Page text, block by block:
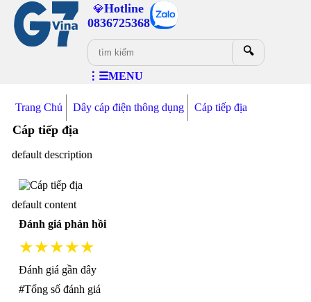
💎Hotline
0836725368
🔍
⋮☰MENU
Trang Chủ Dây cáp điện thông dụng Cáp tiếp địa
Cáp tiếp địa
default description
default content
Đánh giá phản hồi
★★★★★
Đánh giá gần đây
#Tổng số đánh giá